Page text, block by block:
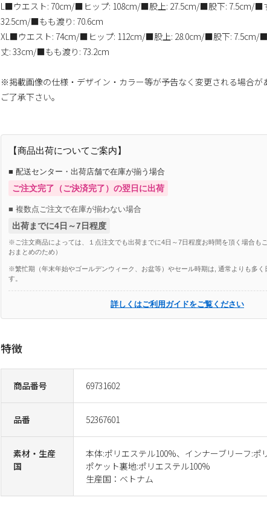
商品番号 69731602
品番 52367601
素材・生産
国
本体:ポリエステル100%、インナーブリーフ:ポ
ポケット裏地:ポリエステル100%
生産国：ベトナム
L■ウエスト: 70cm/■ヒップ: 108cm/■股上: 27.5cm/■股下: 7.5cm/■
32.5cm/■もも渡り: 70.6cm
XL■ウエスト: 74cm/■ヒップ: 112cm/■股上: 28.0cm/■股下: 7.5cm/
丈: 33cm/■もも渡り: 73.2cm
※掲載画像の仕様・デザイン・カラー等が予告なく変更される場合が
ご了承下さい。
【商品出荷についてご案内】
■ 配送センター・出荷店舗で在庫が揃う場合
ご注文完了（ご決済完了）の翌日に出荷
■ 複数点ご注文で在庫が揃わない場合
出荷までに4日～7日程度
※ご注文商品によっては、１点注文でも出荷までに4日～7日程度お時間を頂く場合も
おまとめのため）
※繁忙期（年末年始やゴールデンウィーク、お盆等）やセール時期は, 通常よりも多く
す。
詳しくはご利用ガイドをご覧ください
特徴